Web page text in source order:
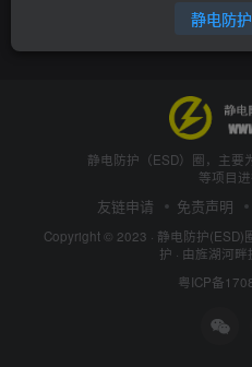
静电防护（ESD）圈，主要
等项目
友链申请 免责声明
Copyright © 2023 · 静电防护(ESD)
护 · 由旌湖河畔
粤ICP备
静电防